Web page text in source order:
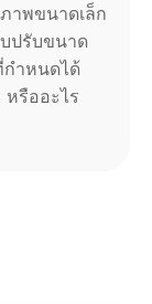
าพขนาดเล็ก
ปรับขนาด
ำหนดได้
หรืออะไร